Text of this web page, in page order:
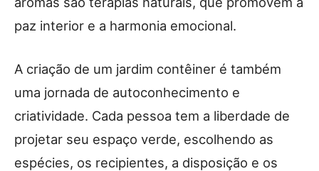
paz interior e a harmonia emocional.
A criação de um jardim contêiner é também
uma jornada de autoconhecimento e
criatividade. Cada pessoa tem a liberdade de
projetar seu espaço verde, escolhendo as
espécies, os recipientes, a disposição e os